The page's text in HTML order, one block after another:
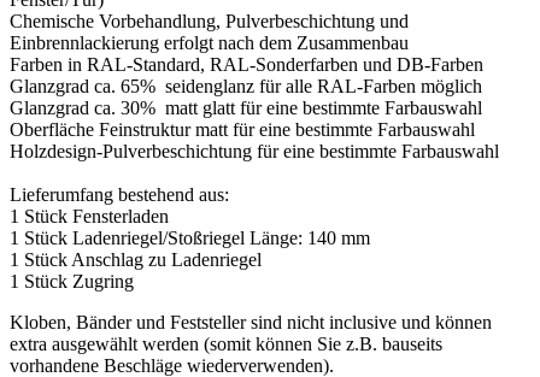
Chemische Vorbehandlung, Pulverbeschichtung und
Einbrennlackierung erfolgt nach dem Zusammenbau
Farben in RAL-Standard, RAL-Sonderfarben und DB-Farben
Glanzgrad ca. 65% seidenglanz für alle RAL-Farben möglich
Glanzgrad ca. 30% matt glatt für eine bestimmte Farbauswahl
Oberfläche Feinstruktur matt für eine bestimmte Farbauswahl
Holzdesign-Pulverbeschichtung für eine bestimmte Farbauswahl
Lieferumfang bestehend aus:
1 Stück Fensterladen
1 Stück Ladenriegel/Stoßriegel Länge: 140 mm
1 Stück Anschlag zu Ladenriegel
1 Stück Zugring
Kloben, Bänder und Feststeller sind nicht inclusive und können
extra ausgewählt werden (somit können Sie z.B. bauseits
vorhandene Beschläge wiederverwenden).